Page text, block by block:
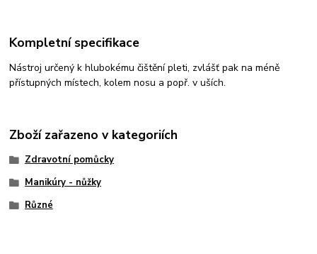
Kompletní specifikace
Nástroj určený k hlubokému čištění pleti, zvlášť pak na méně
přístupných místech, kolem nosu a popř. v uších.
Zboží zařazeno v kategoriích
Zdravotní pomůcky
Manikúry - nůžky
Různé